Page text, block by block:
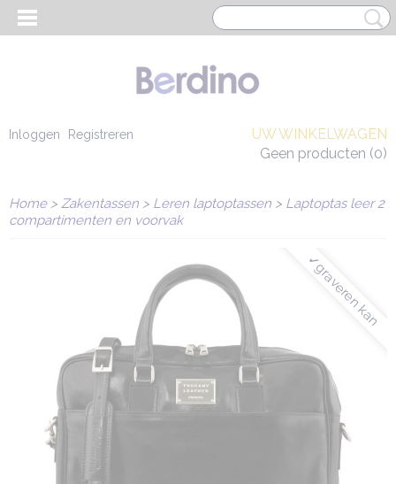
Inloggen Registreren
UW WINKELWAGEN
Geen producten (0)
Home> Zakentassen > Leren laptoptassen > Laptoptas leer 2
compartimenten en voorvak
✓graveren kan